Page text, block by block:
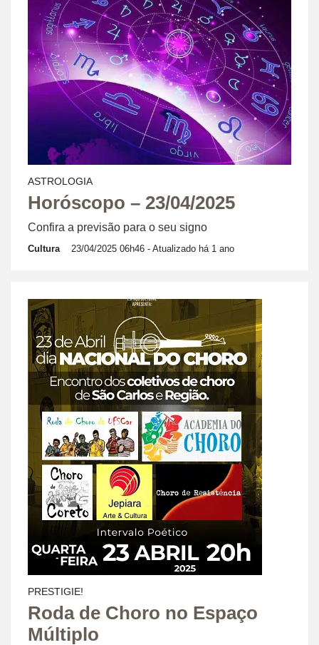
ASTROLOGIA
Horóscopo – 23/04/2025
Confira a previsão para o seu signo
Cultura 23/04/2025 06h46 - Atualizado há 1 ano
PRESTIGIE!
Roda de Choro no Espaço
Múltiplo